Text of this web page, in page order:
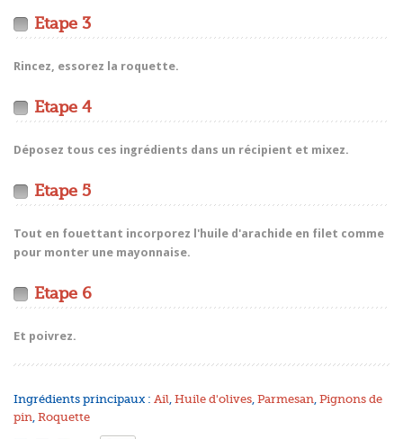
Etape 3
Rincez, essorez la roquette.
Etape 4
Déposez tous ces ingrédients dans un récipient et mixez.
Etape 5
Tout en fouettant incorporez l'huile d'arachide en filet comme
pour monter une mayonnaise.
Etape 6
Et poivrez.
Ingrédients principaux :Ail,Huile d'olives,Parmesan,Pignons de
pin,Roquette